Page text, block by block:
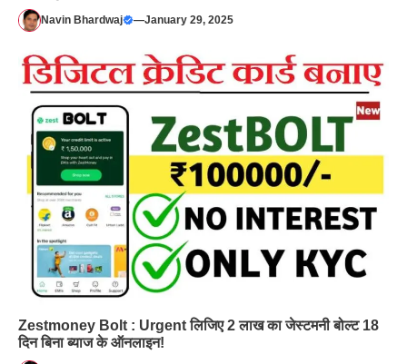
Navin Bhardwaj —January 29, 2025
Zestmoney Bolt : Urgent लिजिए 2 लाख का जेस्टमनी बोल्ट 18
दिन बिना ब्याज के ऑनलाइन!